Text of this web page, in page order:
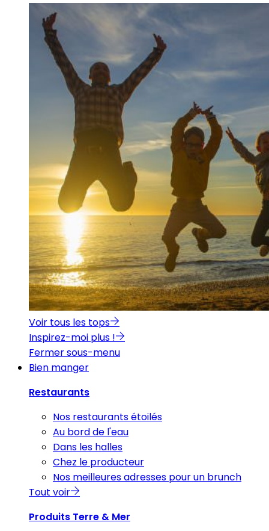
Voir tous les tops
Inspirez-moi plus !
Fermer sous-menu
Bien manger
Restaurants
Nos restaurants étoilés
Au bord de l'eau
Dans les halles
Chez le producteur
Nos meilleures adresses pour un brunch
Tout voir
Produits Terre & Mer